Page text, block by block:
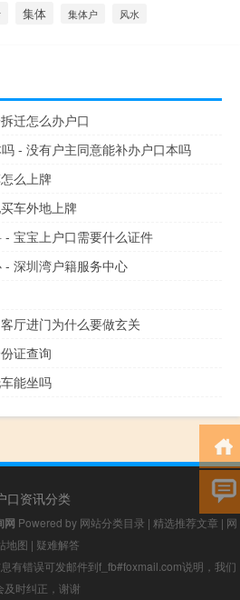
集体 集体户 风水
迁怎么办户口
- 没有户主同意能补办户口本吗
么上牌
车外地上牌
宝宝上户口需要什么证件
深圳湾户籍服务中心
厅进门为什么要做玄关
证查询
能坐吗
口资讯分类
网 Powered by 网站分类目录 | 精选推荐文章 | 网
地图 | 疑难解答
有错误可发邮件到f_fb#foxmail.com说明，我们
及时纠正，谢谢